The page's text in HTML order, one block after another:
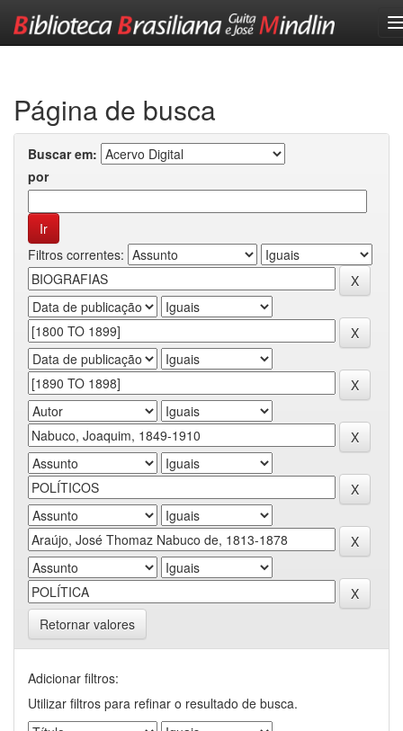
Página de busca
Buscar em:
por
Filtros correntes:
Retornar valores
Adicionar filtros:
Utilizar filtros para refinar o resultado de busca.